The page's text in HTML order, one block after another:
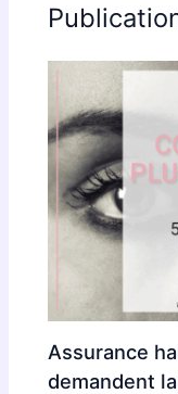
Assurance
demandent